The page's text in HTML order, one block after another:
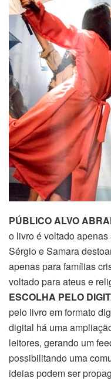
PÚBLICO ALVO
o livro é voltado
Sérgio e Samara
apenas para famílias
voltado para ateus e
ESCOLHA PELO
pelo livro em formato
digital há uma
leitores, gerando um
possibilitando uma
ideias podem ser